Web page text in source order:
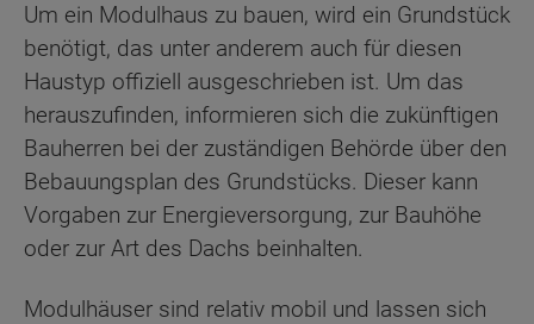
Um ein Modulhaus zu bauen, wird ein Grundstück
benötigt, das unter anderem auch für diesen
Haustyp offiziell ausgeschrieben ist. Um das
herauszufinden, informieren sich die zukünftigen
Bauherren bei der zuständigen Behörde über den
Bebauungsplan des Grundstücks. Dieser kann
Vorgaben zur Energieversorgung, zur Bauhöhe
oder zur Art des Dachs beinhalten.
Modulhäuser sind relativ mobil und lassen sich